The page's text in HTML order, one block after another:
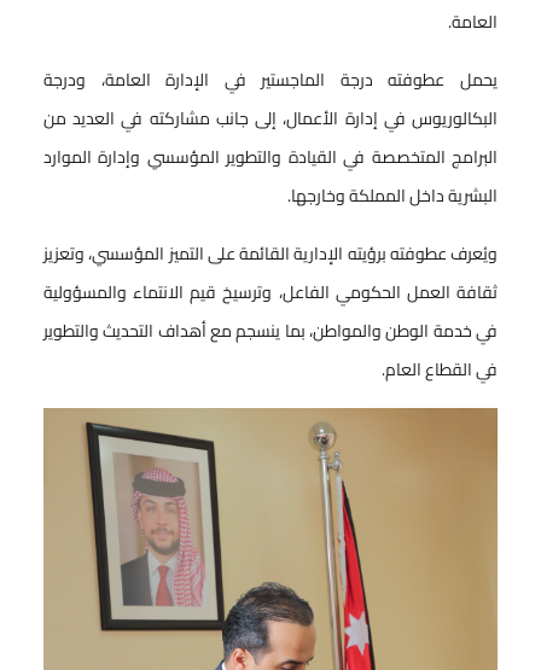
العامة.
يحمل عطوفته درجة الماجستير في الإدارة العامة، ودرجة
البكالوريوس في إدارة الأعمال، إلى جانب مشاركته في العديد من
البرامج المتخصصة في القيادة والتطوير المؤسسي وإدارة الموارد
البشرية داخل المملكة وخارجها.
ويُعرف عطوفته برؤيته الإدارية القائمة على التميز المؤسسي، وتعزيز
ثقافة العمل الحكومي الفاعل، وترسيخ قيم الانتماء والمسؤولية
في خدمة الوطن والمواطن، بما ينسجم مع أهداف التحديث والتطوير
في القطاع العام.